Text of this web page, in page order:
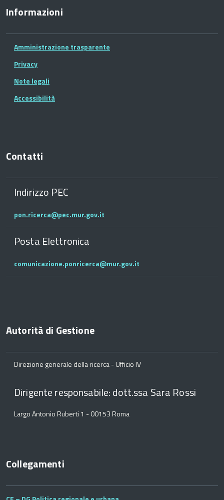
Informazioni
Amministrazione trasparente
Privacy
Note legali
Accessibilità
Contatti
Indirizzo PEC
pon.ricerca@pec.mur.gov.it
Posta Elettronica
comunicazione.ponricerca@mur.gov.it
Autorità di Gestione
Direzione generale della ricerca - Ufficio IV
Dirigente responsabile: dott.ssa Sara Rossi
Largo Antonio Ruberti 1 - 00153 Roma
Collegamenti